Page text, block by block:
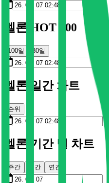
멜론 HOT 100
100일 30일
멜론 일간 차트
순위
멜론 기간 별 차트
주간 월간 연간